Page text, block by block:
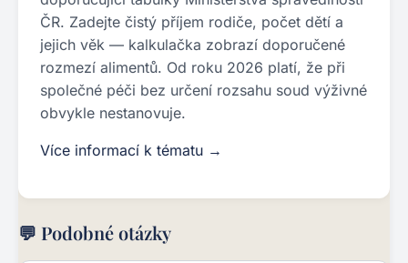
ČR. Zadejte čistý příjem rodiče, počet dětí a
jejich věk — kalkulačka zobrazí doporučené
rozmezí alimentů. Od roku 2026 platí, že při
společné péči bez určení rozsahu soud výživné
obvykle nestanovuje.
Více informací k tématu →
💬 Podobné otázky